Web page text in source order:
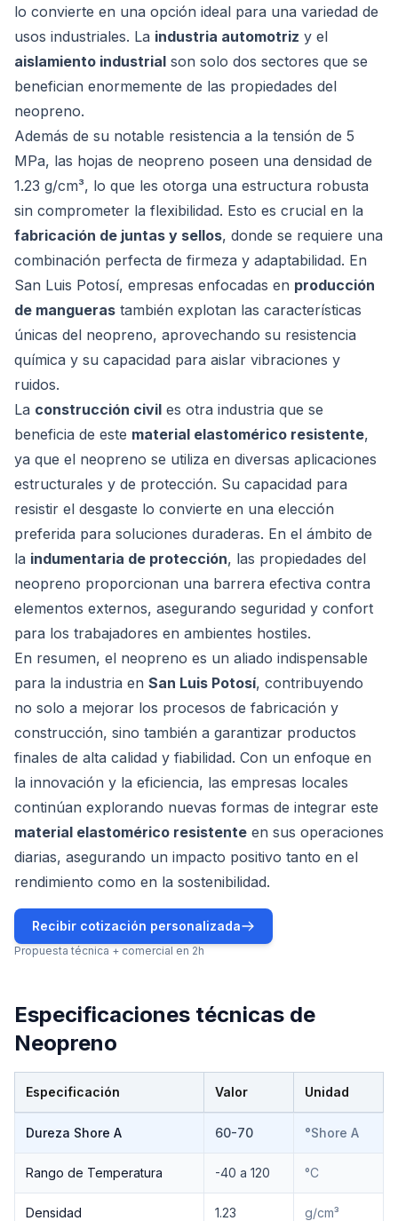
lo convierte en una opción ideal para una variedad de
usos industriales. La industria automotriz y el
aislamiento industrial son solo dos sectores que se
benefician enormemente de las propiedades del
neopreno.
Además de su notable resistencia a la tensión de 5
MPa, las hojas de neopreno poseen una densidad de
1.23 g/cm³, lo que les otorga una estructura robusta
sin comprometer la flexibilidad. Esto es crucial en la
fabricación de juntas y sellos, donde se requiere una
combinación perfecta de firmeza y adaptabilidad. En
San Luis Potosí, empresas enfocadas en producción
de mangueras también explotan las características
únicas del neopreno, aprovechando su resistencia
química y su capacidad para aislar vibraciones y
ruidos.
La construcción civil es otra industria que se
beneficia de este material elastomérico resistente,
ya que el neopreno se utiliza en diversas aplicaciones
estructurales y de protección. Su capacidad para
resistir el desgaste lo convierte en una elección
preferida para soluciones duraderas. En el ámbito de
la indumentaria de protección, las propiedades del
neopreno proporcionan una barrera efectiva contra
elementos externos, asegurando seguridad y confort
para los trabajadores en ambientes hostiles.
En resumen, el neopreno es un aliado indispensable
para la industria en San Luis Potosí, contribuyendo
no solo a mejorar los procesos de fabricación y
construcción, sino también a garantizar productos
finales de alta calidad y fiabilidad. Con un enfoque en
la innovación y la eficiencia, las empresas locales
continúan explorando nuevas formas de integrar este
material elastomérico resistente en sus operaciones
diarias, asegurando un impacto positivo tanto en el
rendimiento como en la sostenibilidad.
Recibir cotización personalizada
Propuesta técnica + comercial en 2h
Especificaciones técnicas de
Neopreno
Especificación Valor Unidad
Dureza Shore A 60-70 °Shore A
Rango de Temperatura -40 a 120 °C
Densidad 1.23 g/cm³